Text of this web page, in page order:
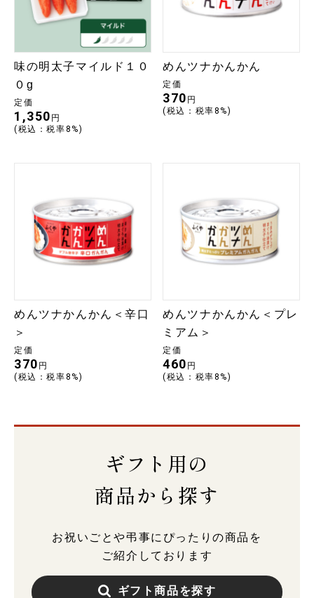
味の明太子マイルド１０
０g
定価
1,350 円
(税込：税率8%)
めんツナかんかん
定価
370 円
(税込：税率8%)
めんツナかんかん＜辛口
＞
定価
370 円
(税込：税率8%)
めんツナかんかん＜プレ
ミアム＞
定価
460 円
(税込：税率8%)
ギフト用の
商品から探す
お祝いごとや弔事にぴったりの商品を
ご紹介しております
ギフト商品を探す